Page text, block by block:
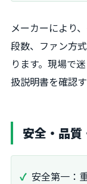
メーカーにより
段数、ファン方
ります。現場で
扱説明書を確認
安全・品質
安全第一：